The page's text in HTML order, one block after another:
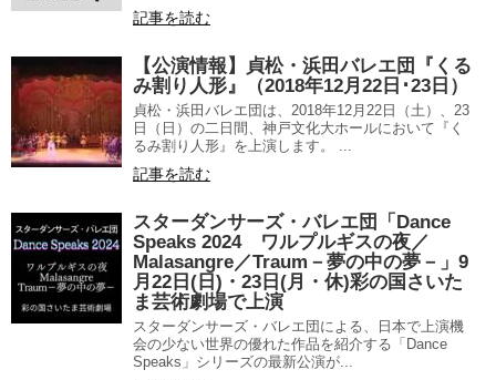
記事を読む
【公演情報】貞松・浜田バレエ団『くる
み割り人形』（2018年12月22日･23日）
貞松・浜田バレエ団は、2018年12月22日（土）、23
日（日）の二日間、神戸文化大ホールにおいて『く
るみ割り人形』を上演します。 ...
記事を読む
スターダンサーズ・バレエ団「Dance
Speaks 2024 ワルプルギスの夜／
Malasangre／Traum－夢の中の夢－」9
月22日(日)・23日(月・休)彩の国さいた
ま芸術劇場で上演
スターダンサーズ・バレエ団による、日本で上演機
会の少ない世界の優れた作品を紹介する「Dance
Speaks」シリーズの最新公演が...